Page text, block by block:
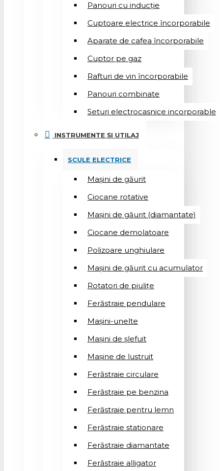
Panouri cu inducție
Cuptoare electrice încorporabile
Aparate de cafea încorporabile
Cuptor pe gaz
Rafturi de vin încorporabile
Panouri combinate
Seturi electrocasnice incorporable
INSTRUMENTE ȘI UTILAJ
SCULE ELECTRICE
Mașini de găurit
Ciocane rotative
Mașini de găurit (diamantate)
Ciocane demolatoare
Polizoare unghiulare
Mașini de găurit cu acumulator
Rotatori de piuliţe
Ferăstraie pendulare
Mașini-unelte
Mașini de șlefuit
Mașinе de lustruit
Ferăstraie circulare
Ferăstraie pe benzina
Ferăstraie pentru lemn
Ferăstraie stationare
Ferăstraie diamantate
Ferăstraie alligator